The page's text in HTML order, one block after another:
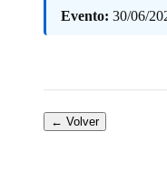
Evento: 30/06/
← Volver